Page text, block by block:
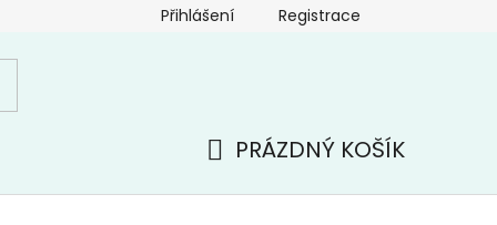
Přihlášení Registrace
PRÁZDNÝ KOŠÍK